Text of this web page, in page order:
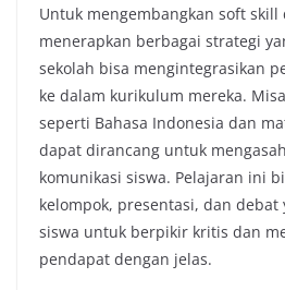
Untuk mengembangkan soft skill
menerapkan berbagai strategi
sekolah bisa mengintegrasikan
ke dalam kurikulum mereka.
seperti Bahasa Indonesia dan
dapat dirancang untuk
komunikasi siswa. Pelajaran ini
kelompok, presentasi, dan debat
siswa untuk berpikir kritis dan
pendapat dengan jelas.